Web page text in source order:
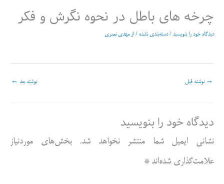
چرخه های باطل در نحوه نگرش و فکر
دیدگاه‌ خود را بنویسید /دسته‌بندی نشده / از مهدی نصری
→ نوشته قبل نوشته بعد ←
دیدگاه‌ خود را بنویسید
نشانی ایمیل شما منتشر نخواهد شد.
بخش‌های موردنیاز
علامت‌گذاری شده‌اند*